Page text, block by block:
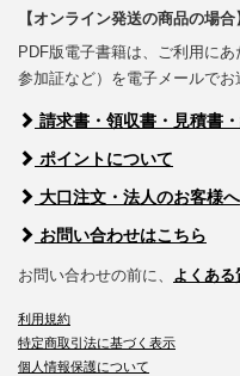
【オンライン発送の商品の場合
PDF版電子書籍は、ご利用に
参加証など）を電子メールでお
請求書・領収書・見積書
ポイントについて
大口注文・法人のお客様へ
お問い合わせはこちら
お問い合わせの前に、 よくある
利用規約
特定商取引法に基づく表示
個人情報保護について